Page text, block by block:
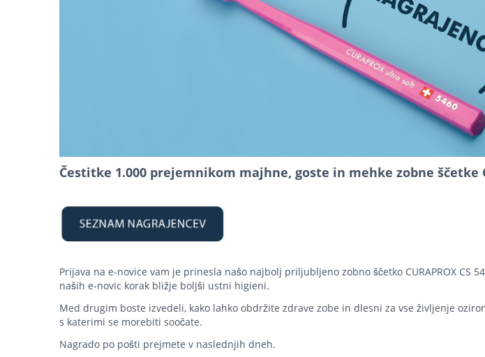
Čestitke 1.000 prejemnikom majhne, goste in mehke zobne ščetke
Prijava na e-novice vam je prinesla našo najbolj priljubljeno zobno ščetko CURAPROX CS
naših e-novic korak bližje boljši ustni higieni.
Med drugim boste izvedeli, kako lahko obdržite zdrave zobe in dlesni za vse življenje
s katerimi se morebiti soočate.
Nagrado po pošti prejmete v naslednjih dneh.